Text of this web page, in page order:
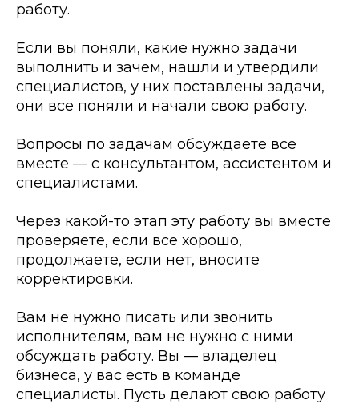
работу.
Если вы поняли, какие нужно задачи
выполнить и зачем, нашли и утвердили
специалистов, у них поставлены задачи,
они все поняли и начали свою работу.
Вопросы по задачам обсуждаете все
вместе — с консультантом, ассистентом и
специалистами.
Через какой-то этап эту работу вы вместе
проверяете, если все хорошо,
продолжаете, если нет, вносите
корректировки.
Вам не нужно писать или звонить
исполнителям, вам не нужно с ними
обсуждать работу. Вы — владелец
бизнеса, у вас есть в команде
специалисты. Пусть делают свою работу